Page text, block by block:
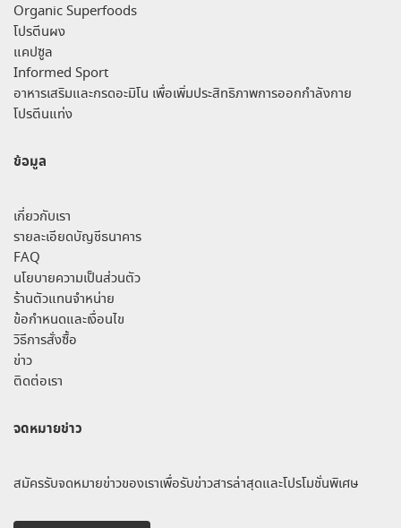
Organic Superfoods
โปรตีนผง
แคปซูล
Informed Sport
อาหารเสริมและกรดอะมิโน เพื่อเพิ่มประสิทธิภาพการออกกำลังกาย
โปรตีนแท่ง
ข้อมูล
เกี่ยวกับเรา
รายละเอียดบัญชีธนาคาร
FAQ
นโยบายความเป็นส่วนตัว
ร้านตัวแทนจำหน่าย
ข้อกำหนดและเงื่อนไข
วิธีการสั่งซื้อ
ข่าว
ติดต่อเรา
จดหมายข่าว
สมัครรับจดหมายข่าวของเราเพื่อรับข่าวสารล่าสุดและโปรโมชั่นพิเศษ